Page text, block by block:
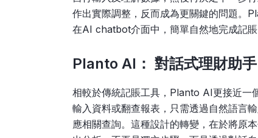
作出實際調整，反而成為更關鍵的問題。
在AI chatbot介面中，簡單自然地完成記賬
Planto AI： 對話式理財助手
相較於傳統記賬工具，Planto AI更接近一
輸入資料或翻查報表，只需透過自然語言
應相關查詢。這種設計的轉變，在於將原